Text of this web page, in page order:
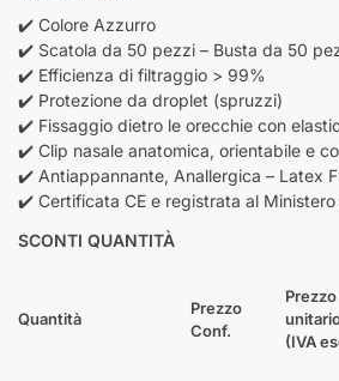
✔️ Colore Azzurro
✔️ Scatola da 50 pezzi – Busta da 50
✔️ Efficienza di filtraggio > 99%
✔️ Protezione da droplet (spruzzi)
✔️ Fissaggio dietro le orecchie con
✔️ Clip nasale anatomica, orientabile e
✔️ Antiappannante, Anallergica – Latex
✔️ Certificata CE e registrata al Ministero
SCONTI QUANTITÀ
Quantità
Prezzo
Conf.
Prezzo
(IVA